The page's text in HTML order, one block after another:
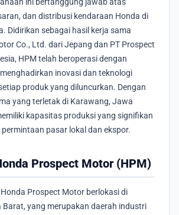
dan distribusi kendaraan Honda di
Didirikan sebagai hasil kerja sama
Co., Ltd. dari Jepang dan PT Prospect
HPM telah beroperasi dengan
inovasi dan teknologi
produk yang diluncurkan. Dengan
yang terletak di Karawang, Jawa
kapasitas produksi yang signifikan
pasar lokal dan ekspor.
Prospect Motor (HPM)
Prospect Motor berlokasi di
yang merupakan daerah industri